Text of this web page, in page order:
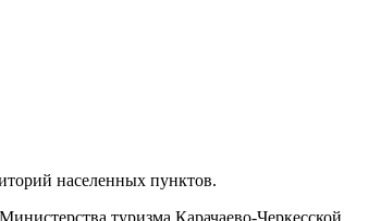
населенных пунктов.
туризма Карачаево-Черкесской